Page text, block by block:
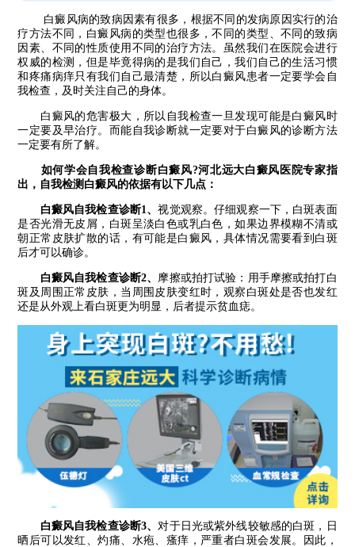
白癜风病的致病因素有很多，根据不同的发病原因实行的治
疗方法不同，白癜风病的类型也很多，不同的类型、不同的致病
因素、不同的性质使用不同的治疗方法。虽然我们在医院会进行
权威的检测，但是毕竟得病的是我们自己，我们自己的生活习惯
和疼痛病痒只有我们自己最清楚，所以白癜风患者一定要学会自
我检查，及时关注自己的身体。
白癜风的危害极大，所以自我检查一旦发现可能是白癜风时
一定要及早治疗。而能自我诊断就一定要对于白癜风的诊断方法
一定要有所了解。
如何学会自我检查诊断白癜风?河北远大白癜风医院专家指
出，自我检测白癜风的依据有以下几点：
白癜风自我检查诊断1、视觉观察。仔细观察一下，白斑表面
是否光滑无皮屑，白斑呈淡白色或乳白色，如果边界模糊不清或
朝正常皮肤扩散的话，有可能是白癜风，具体情况需要看到白斑
后才可以确诊。
白癜风自我检查诊断2、 摩擦或拍打试验：用手摩擦或拍打白
斑及周围正常皮肤，当周围皮肤变红时，观察白斑处是否也发红
还是从外观上看白斑更为明显，后者提示贫血痣。
白癜风自我检查诊断3、 对于日光或紫外线较敏感的白斑，日
晒后可以发红、灼痛、水疱、瘙痒，严重者白斑会发展。因此，